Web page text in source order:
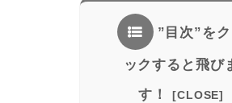
”目次”をク
ックすると飛び
す！